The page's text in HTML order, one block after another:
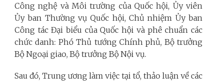
Công nghệ và Môi trường của Quốc hội, Ủy viên
Ủy ban Thường vụ Quốc hội, Chủ nhiệm Ủy ban
Công tác Đại biểu của Quốc hội và phê chuẩn các
chức danh: Phó Thủ tướng Chính phủ, Bộ trưởng
Bộ Ngoại giao, Bộ trưởng Bộ Nội vụ.
Sau đó, Trung ương làm việc tại tổ, thảo luận về các